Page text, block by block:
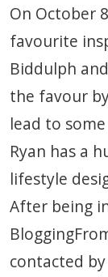
On October
favourite
Biddulph
the favour
lead to
Ryan has a
lifestyle
After being
contacted